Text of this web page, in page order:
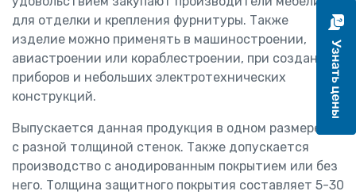
для отделки и крепления фурнитуры. Также
изделие можно применять в машиностроении,
авиастроении или кораблестроении, при создании
приборов и небольших электротехнических
конструкций.
Выпускается данная продукция в одном размере, но
с разной толщиной стенок. Также допускается
производство с анодированным покрытием или без
него. Толщина защитного покрытия составляет 5-30